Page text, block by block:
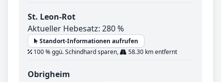
St. Leon-Rot
Aktueller Hebesatz: 280 %
Standort-Informationen aufrufen
100 % ggü. Schindhard sparen,
58.30 km entfernt
Obrigheim